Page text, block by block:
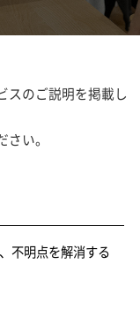
スのご説明を掲載し
さい。
不明点を解消する